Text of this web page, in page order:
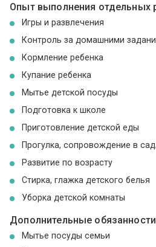
Опыт выполнения отдельных
Игры и развлечения
Контроль за домашними
Кормление ребенка
Купание ребенка
Мытье детской посуды
Подготовка к школе
Приготовление детской еды
Прогулка, сопровождение в
Развитие по возрасту
Стирка, глажка детского белья
Уборка детской комнаты
Дополнительные
Мытье посуды семьи